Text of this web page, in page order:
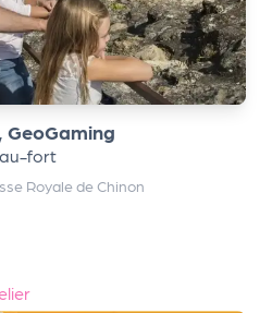
GeoGaming
fort
Royale de Chinon